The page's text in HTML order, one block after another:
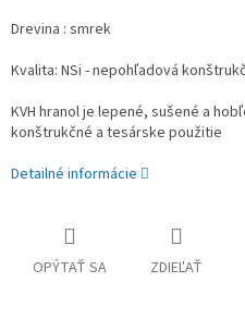
Drevina : smrek
Kvalita: NSi - nepohľadová
KVH hranol je lepené, sušené a
konštrukčné a tesárske použitie
Detailné informácie
OPÝTAŤ SA ZDIEĽAŤ